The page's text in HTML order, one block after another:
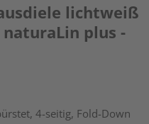
lichtweiß
plus -
4-seitig, Fold-Down